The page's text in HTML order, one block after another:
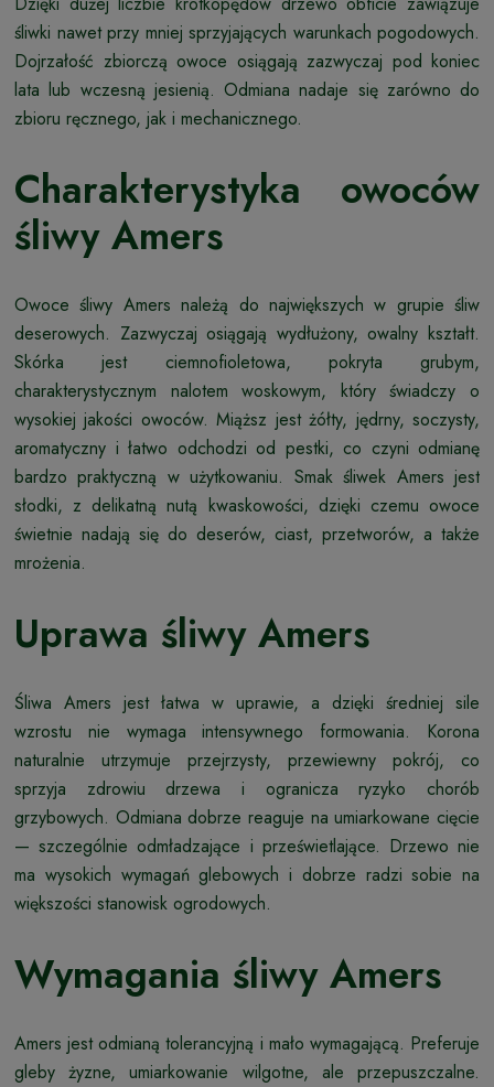
śliwki nawet przy mniej sprzyjających warunkach pogodowych.
Dojrzałość zbiorczą owoce osiągają zazwyczaj pod koniec
lata lub wczesną jesienią. Odmiana nadaje się zarówno do
zbioru ręcznego, jak i mechanicznego.
Charakterystyka owoców
śliwy Amers
Owoce śliwy Amers należą do największych w grupie śliw
deserowych. Zazwyczaj osiągają wydłużony, owalny kształt.
Skórka jest ciemnofioletowa, pokryta grubym,
charakterystycznym nalotem woskowym, który świadczy o
wysokiej jakości owoców. Miąższ jest żółty, jędrny, soczysty,
aromatyczny i łatwo odchodzi od pestki, co czyni odmianę
bardzo praktyczną w użytkowaniu. Smak śliwek Amers jest
słodki, z delikatną nutą kwaskowości, dzięki czemu owoce
świetnie nadają się do deserów, ciast, przetworów, a także
mrożenia.
Uprawa śliwy Amers
Śliwa Amers jest łatwa w uprawie, a dzięki średniej sile
wzrostu nie wymaga intensywnego formowania. Korona
naturalnie utrzymuje przejrzysty, przewiewny pokrój, co
sprzyja zdrowiu drzewa i ogranicza ryzyko chorób
grzybowych. Odmiana dobrze reaguje na umiarkowane cięcie
— szczególnie odmładzające i prześwietlające. Drzewo nie
ma wysokich wymagań glebowych i dobrze radzi sobie na
większości stanowisk ogrodowych.
Wymagania śliwy Amers
Amers jest odmianą tolerancyjną i mało wymagającą. Preferuje
gleby żyzne, umiarkowanie wilgotne, ale przepuszczalne.